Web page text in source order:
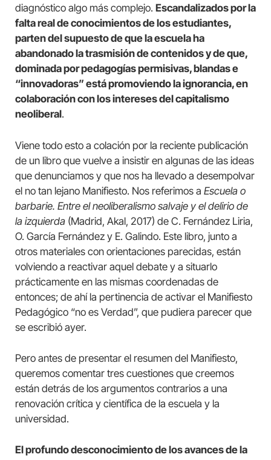
diagnóstico algo más complejo. Escandalizados por la
falta real de conocimientos de los estudiantes,
parten del supuesto de que la escuela ha
abandonado la trasmisión de contenidos y de que,
dominada por pedagogías permisivas, blandas e
“innovadoras” está promoviendo la ignorancia, en
colaboración con los intereses del capitalismo
neoliberal.
Viene todo esto a colación por la reciente publicación
de un libro que vuelve a insistir en algunas de las ideas
que denunciamos y que nos ha llevado a desempolvar
el no tan lejano Manifiesto. Nos referimos a Escuela o
barbarie. Entre el neoliberalismo salvaje y el delirio de
la izquierda (Madrid, Akal, 2017) de C. Fernández Liria,
O. García Fernández y E. Galindo. Este libro, junto a
otros materiales con orientaciones parecidas, están
volviendo a reactivar aquel debate y a situarlo
prácticamente en las mismas coordenadas de
entonces; de ahí la pertinencia de activar el Manifiesto
Pedagógico “no es Verdad”, que pudiera parecer que
se escribió ayer.
Pero antes de presentar el resumen del Manifiesto,
queremos comentar tres cuestiones que creemos
están detrás de los argumentos contrarios a una
renovación crítica y científica de la escuela y la
universidad.
El profundo desconocimiento de los avances de la